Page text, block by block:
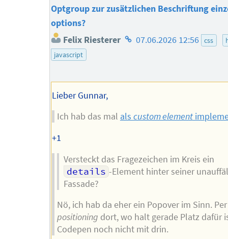
Optgroup zur zusätzlichen Beschriftung
options?
Felix Riesterer Homepage
07.06.2026 12:56 css
javascript
Lieber Gunnar,
Ich hab das mal als custom element
+1
Versteckt das Fragezeichen im Kreis ein
details -Element hinter seiner
Fassade?
Nö, ich hab da eher ein Popover im Sinn.
positioning dort, wo halt gerade Platz dafür
Codepen noch nicht mit drin.